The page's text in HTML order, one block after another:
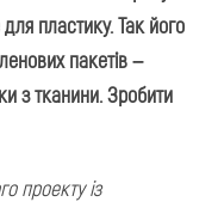
пластику. Так його
пакетів –
з тканини. Зробити
проекту із